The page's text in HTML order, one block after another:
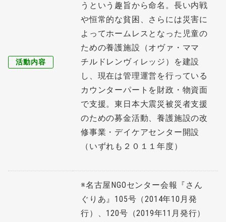
活動内容
うという趣旨から命名。長い内戦
や恒常的な貧困、さらには災害に
よってホームレスとなった児童の
ための養護施設（オヴァ・ママ
チルドレンヴィレッジ）を建設
し、現在は管理運営を行っている
カウンターパートを財政・物資面
で支援。東日本大震災被災者支援
のための募金活動、養護施設の改
修事業・デイケアセンター開設
（いずれも２０１１年度）
※名古屋NGOセンター会報『さん
ぐりあ』105号（2014年10月発
行）、120号（2019年11月発行）